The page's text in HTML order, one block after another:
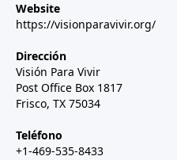
Website
https://visionparavivir.org/
Dirección
Visión Para Vivir
Post Office Box 1817
Frisco, TX 75034
Teléfono
+1-469-535-8433